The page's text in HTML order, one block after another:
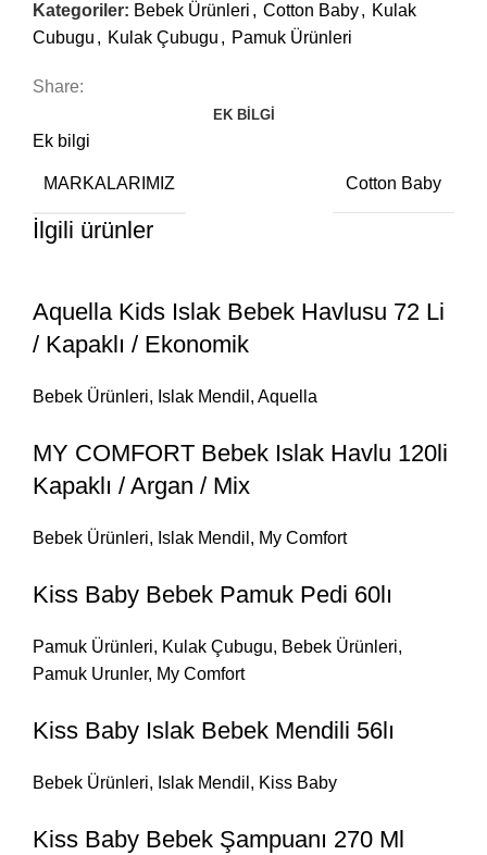
Kategoriler: Bebek Ürünleri , Cotton Baby, Kulak
Cubugu , Kulak Çubugu , Pamuk Ürünleri
Share:
EK BILGI
Ek bilgi
MARKALARIMIZ Cotton Baby
İlgili ürünler
Aquella Kids Islak Bebek Havlusu 72 Li
/ Kapaklı / Ekonomik
Bebek Ürünleri, Islak Mendil , Aquella
MY COMFORT Bebek Islak Havlu 120li
Kapaklı / Argan / Mix
Bebek Ürünleri, Islak Mendil , My Comfort
Kiss Baby Bebek Pamuk Pedi 60lı
Pamuk Ürünleri, Kulak Çubugu, Bebek Ürünleri,
Pamuk Urunler, My Comfort
Kiss Baby Islak Bebek Mendili 56lı
Bebek Ürünleri, Islak Mendil , Kiss Baby
Kiss Baby Bebek Şampuanı 270 Ml